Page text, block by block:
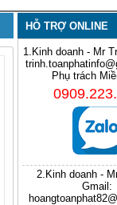
HỖ TRỢ ONLINE
1.Kinh doanh - Mr
Phụ trách
2.Kinh doanh -
Gmail: